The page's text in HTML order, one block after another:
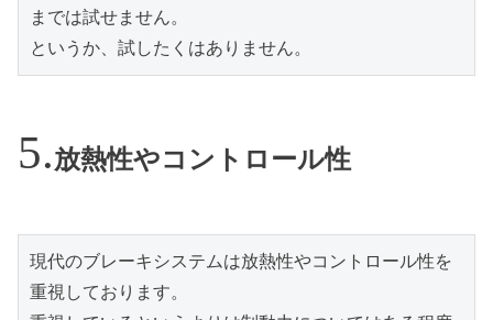
までは試せません。
というか、試したくはありません。
放熱性やコントロール性
現代のブレーキシステムは放熱性やコントロール性を
重視しております。